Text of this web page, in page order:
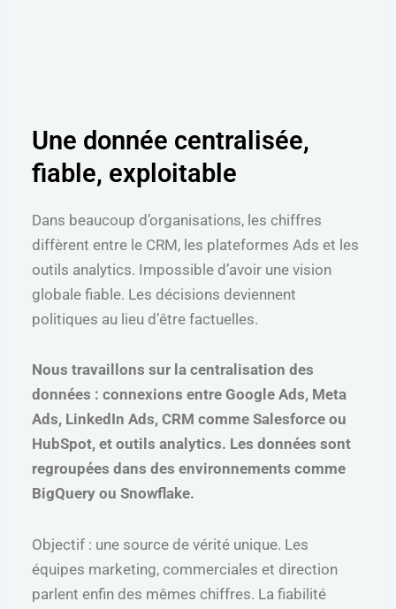
Une donnée centralisée,
fiable, exploitable
Dans beaucoup d’organisations, les chiffres
diffèrent entre le CRM, les plateformes Ads et les
outils analytics. Impossible d’avoir une vision
globale fiable. Les décisions deviennent
politiques au lieu d’être factuelles.
Nous travaillons sur la centralisation des
données : connexions entre Google Ads, Meta
Ads, LinkedIn Ads, CRM comme Salesforce ou
HubSpot, et outils analytics. Les données sont
regroupées dans des environnements comme
BigQuery ou Snowflake.
Objectif : une source de vérité unique. Les
équipes marketing, commerciales et direction
parlent enfin des mêmes chiffres. La fiabilité